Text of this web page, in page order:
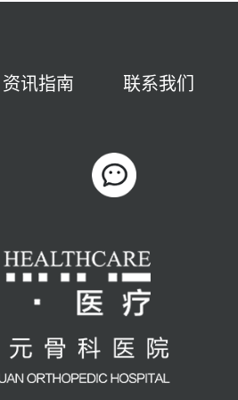
资讯指南 联系我们